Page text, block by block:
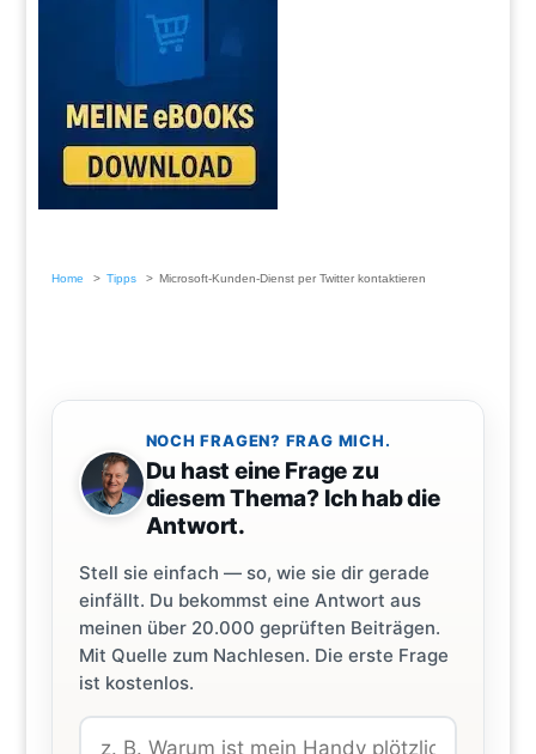
Home Tipps Microsoft-Kunden-Dienst per Twitter kontaktieren
NOCH FRAGEN? FRAG MICH.
Du hast eine Frage zu
diesem Thema? Ich hab die
Antwort.
Stell sie einfach — so, wie sie dir gerade
einfällt. Du bekommst eine Antwort aus
meinen über 20.000 geprüften Beiträgen.
Mit Quelle zum Nachlesen. Die erste Frage
ist kostenlos.